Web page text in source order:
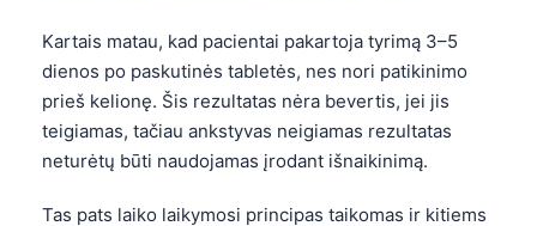
Kartais matau, kad pacientai pakartoja tyrimą 3–5
dienos po paskutinės tabletės, nes nori patikinimo
prieš kelionę. Šis rezultatas nėra bevertis, jei jis
teigiamas, tačiau ankstyvas neigiamas rezultatas
neturėtų būti naudojamas įrodant išnaikinimą.
Tas pats laiko laikymosi principas taikomas ir kitiems
Suomi
Hrvatski
Slovenčina